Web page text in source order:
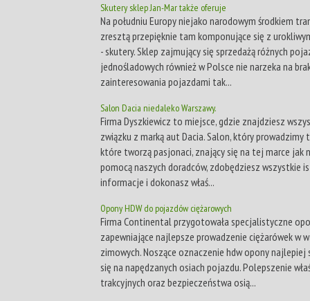
Skutery sklep Jan-Mar także oferuje
Na południu Europy niejako narodowym środkiem
zresztą przepięknie tam komponujące się z
- skutery. Sklep zajmujący się sprzedażą różnych
jednośladowych również w Polsce nie narzeka na
zainteresowania pojazdami tak...
Salon Dacia niedaleko Warszawy.
Firma Dyszkiewicz to miejsce, gdzie znajdziesz
związku z marką aut Dacia. Salon, który prowadzimy
które tworzą pasjonaci, znający się na tej marce jak
pomocą naszych doradców, zdobędziesz wszystkie
informacje i dokonasz właś...
Opony HDW do pojazdów ciężarowych
Firma Continental przygotowała specjalistyczne
zapewniające najlepsze prowadzenie ciężarówek w
zimowych. Noszące oznaczenie hdw opony najlepiej
się na napędzanych osiach pojazdu. Polepszenie
trakcyjnych oraz bezpieczeństwa osią...